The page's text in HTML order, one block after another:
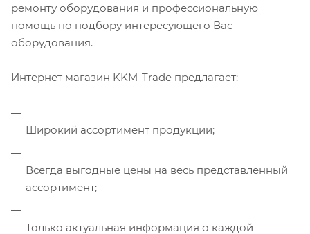
ремонту оборудования и профессиональную
помощь по подбору интересующего Вас
оборудования.
Интернет магазин KKM-Trade предлагает:
Широкий ассортимент продукции;
Всегда выгодные цены на весь представленный
ассортимент;
Только актуальная информация о каждой